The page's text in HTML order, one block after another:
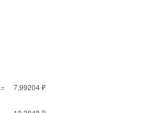
= 7,99204 ₽